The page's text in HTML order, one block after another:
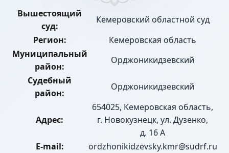
Вышестоящий
суд:
Кемеровский областной суд
Регион:
Кемеровская область
Муниципальный
район:
Орджоникидзевский
Судебный
район:
Орджоникидзевский
Адрес:
654025, Кемеровская область,
г. Новокузнецк, ул. Дузенко,
д. 16 А
E-mail:
ordzhonikidzevsky.kmr@sudrf.ru